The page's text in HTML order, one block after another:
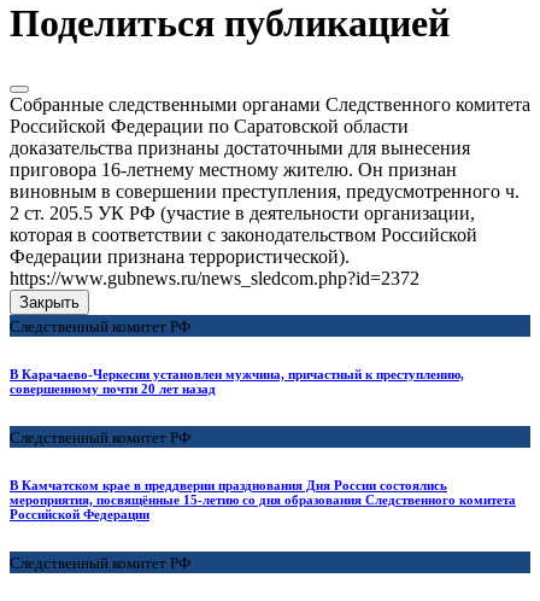
Поделиться публикацией
Собранные следственными органами Следственного комитета
Российской Федерации по Саратовской области
доказательства признаны достаточными для вынесения
приговора 16-летнему местному жителю. Он признан
виновным в совершении преступления, предусмотренного ч.
2 ст. 205.5 УК РФ (участие в деятельности организации,
которая в соответствии с законодательством Российской
Федерации признана террористической).
https://www.gubnews.ru/news_sledcom.php?id=2372
Закрыть
Следственный комитет РФ
В Карачаево-Черкесии установлен мужчина, причастный к преступлению,
совершенному почти 20 лет назад
Следственный комитет РФ
В Камчатском крае в преддверии празднования Дня России состоялись
мероприятия, посвящённые 15-летию со дня образования Следственного комитета
Российской Федерации
Следственный комитет РФ